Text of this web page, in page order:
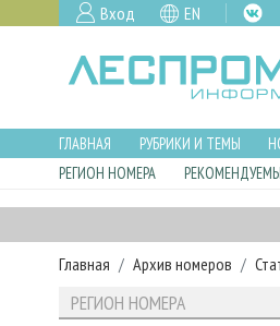
Вход EN
ГЛАВНАЯ РУБРИКИ И ТЕМЫ
РЕГИОН НОМЕРА
Главная Архив номеров
РЕГИОН НОМЕРА